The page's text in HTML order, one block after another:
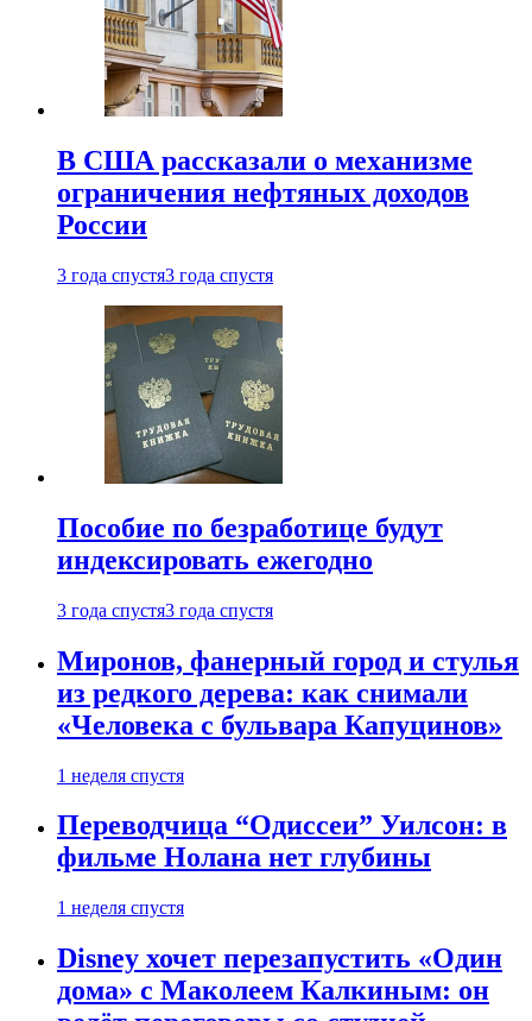
В США рассказали о механизме
ограничения нефтяных доходов
России
3 года спустя3 года спустя
Пособие по безработице будут
индексировать ежегодно
3 года спустя3 года спустя
Миронов, фанерный город и стулья
из редкого дерева: как снимали
«Человека с бульвара Капуцинов»
1 неделя спустя
Переводчица “Одиссеи” Уилсон: в
фильме Нолана нет глубины
1 неделя спустя
Disney хочет перезапустить «Один
дома» с Маколеем Калкиным: он